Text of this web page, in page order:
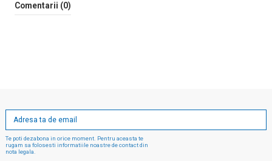
Comentarii (0)
Te poti dezabona in orice moment. Pentru aceasta te
rugam sa folosesti informatiile noastre de contact din
nota legala.